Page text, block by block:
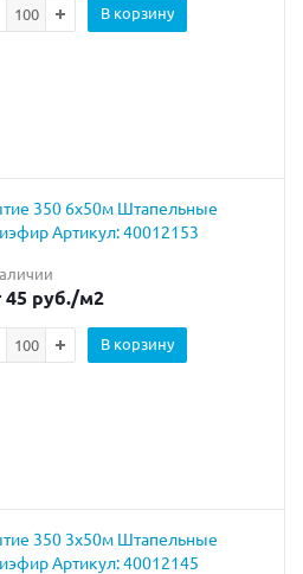
В корзину
350 6х50м Штапельные
Артикул: 40012153
руб./м2
В корзину
350 3х50м Штапельные
Артикул: 40012145